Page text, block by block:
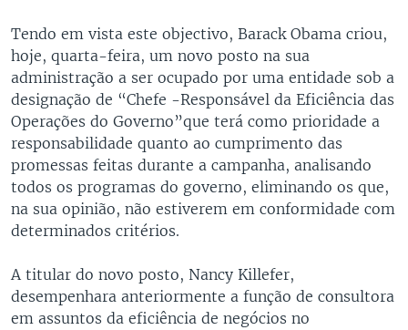
Tendo em vista este objectivo, Barack Obama criou,
hoje, quarta-feira, um novo posto na sua
administração a ser ocupado por uma entidade sob a
designação de “Chefe -Responsável da Eficiência das
Operações do Governo”que terá como prioridade a
responsabilidade quanto ao cumprimento das
promessas feitas durante a campanha, analisando
todos os programas do governo, eliminando os que,
na sua opinião, não estiverem em conformidade com
determinados critérios.
A titular do novo posto, Nancy Killefer,
desempenhara anteriormente a função de consultora
em assuntos da eficiência de negócios no